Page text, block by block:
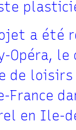
a été
Opéra,
de loisirs
France
en Ile-